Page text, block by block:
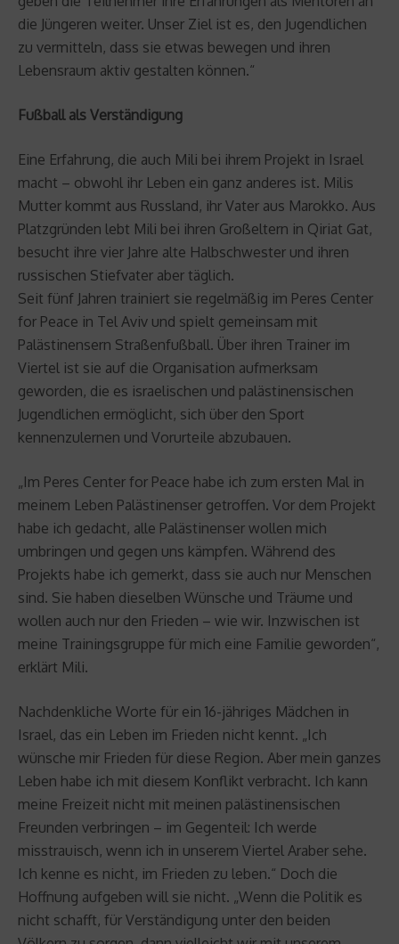
die Jüngeren weiter. Unser Ziel ist es, den Jugendlichen
zu vermitteln, dass sie etwas bewegen und ihren
Lebensraum aktiv gestalten können.“
Fußball als Verständigung
Eine Erfahrung, die auch Mili bei ihrem Projekt in Israel
macht – obwohl ihr Leben ein ganz anderes ist. Milis
Mutter kommt aus Russland, ihr Vater aus Marokko. Aus
Platzgründen lebt Mili bei ihren Großeltern in Qiriat Gat,
besucht ihre vier Jahre alte Halbschwester und ihren
russischen Stiefvater aber täglich.
Seit fünf Jahren trainiert sie regelmäßig im Peres Center
for Peace in Tel Aviv und spielt gemeinsam mit
Palästinensern Straßenfußball. Über ihren Trainer im
Viertel ist sie auf die Organisation aufmerksam
geworden, die es israelischen und palästinensischen
Jugendlichen ermöglicht, sich über den Sport
kennenzulernen und Vorurteile abzubauen.
„Im Peres Center for Peace habe ich zum ersten Mal in
meinem Leben Palästinenser getroffen. Vor dem Projekt
habe ich gedacht, alle Palästinenser wollen mich
umbringen und gegen uns kämpfen. Während des
Projekts habe ich gemerkt, dass sie auch nur Menschen
sind. Sie haben dieselben Wünsche und Träume und
wollen auch nur den Frieden – wie wir. Inzwischen ist
meine Trainingsgruppe für mich eine Familie geworden“,
erklärt Mili.
Nachdenkliche Worte für ein 16-jähriges Mädchen in
Israel, das ein Leben im Frieden nicht kennt. „Ich
wünsche mir Frieden für diese Region. Aber mein ganzes
Leben habe ich mit diesem Konflikt verbracht. Ich kann
meine Freizeit nicht mit meinen palästinensischen
Freunden verbringen – im Gegenteil: Ich werde
misstrauisch, wenn ich in unserem Viertel Araber sehe.
Ich kenne es nicht, im Frieden zu leben.“ Doch die
Hoffnung aufgeben will sie nicht. „Wenn die Politik es
nicht schafft, für Verständigung unter den beiden